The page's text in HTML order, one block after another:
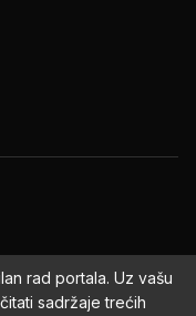
rad portala. Uz vašu
sadržaje trećih